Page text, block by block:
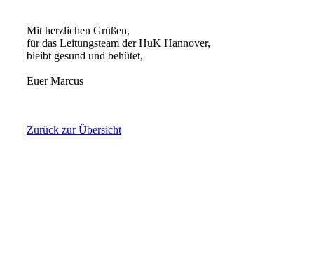
Mit herzlichen Grüßen,
für das Leitungsteam der HuK Hannover,
bleibt gesund und behütet,
Euer Marcus
Zurück zur Übersicht